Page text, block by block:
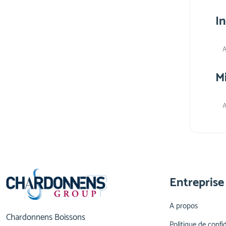
Chardonnens Boissons
Entreprise
A propos